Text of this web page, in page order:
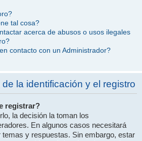
tal cosa?
acerca de abusos o usos ilegales
contacto con un Administrador?
la identificación y el registro
registrar?
la decisión la toman los
En algunos casos necesitará
temas y respuestas. Sin embargo, estar